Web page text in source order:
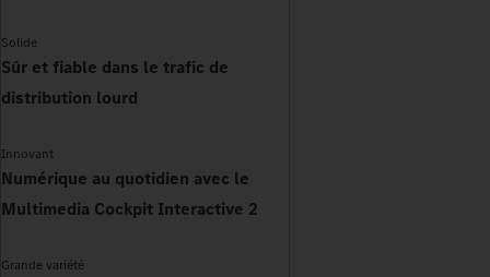
Solide
Sûr et fiable dans le trafic de
distribution lourd
Innovant
Numérique au quotidien avec le
Multimedia Cockpit Interactive 2
Grande variété